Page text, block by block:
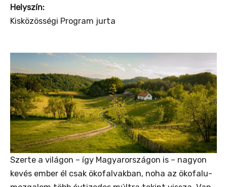
Helyszín:
Kisközösségi Program jurta
Szerte a világon – így Magyarországon is – nagyon
kevés ember él csak ökofalvakban, noha az ökofalu-